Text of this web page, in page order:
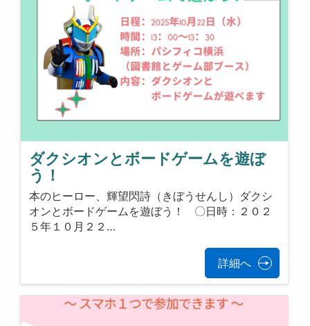
ダクシオンとボードゲームを遊ぼ
う！
本のヒーロー、輝望閃詩（きぼうせんし）ダクシ
オンとボードゲームを遊ぼう！ 〇日時：２０２
５年１０月２２…
詳細へ